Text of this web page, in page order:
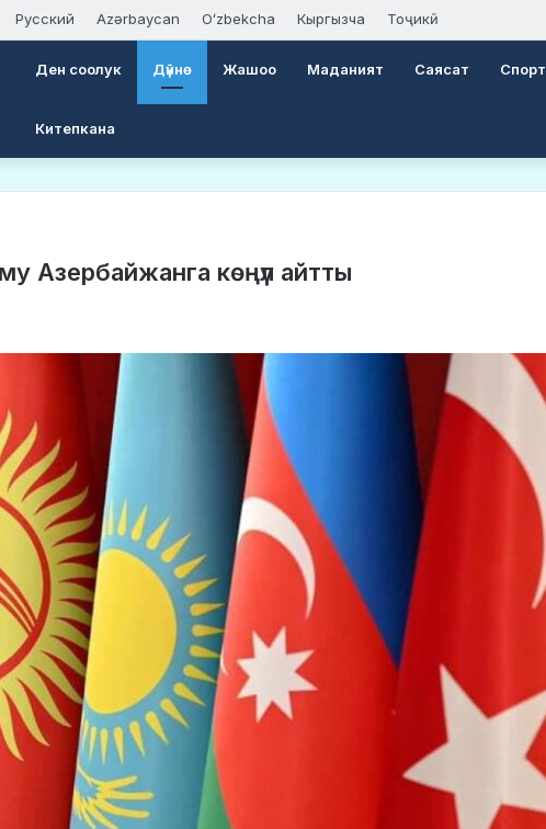
Русский Azərbaycan Oʻzbekcha Кыргызча Тоҷикӣ
Ден соолук Дүйнө Жашоо Маданият Саясат Спорт
Китепкана
Азербайжанга көңүл айтты